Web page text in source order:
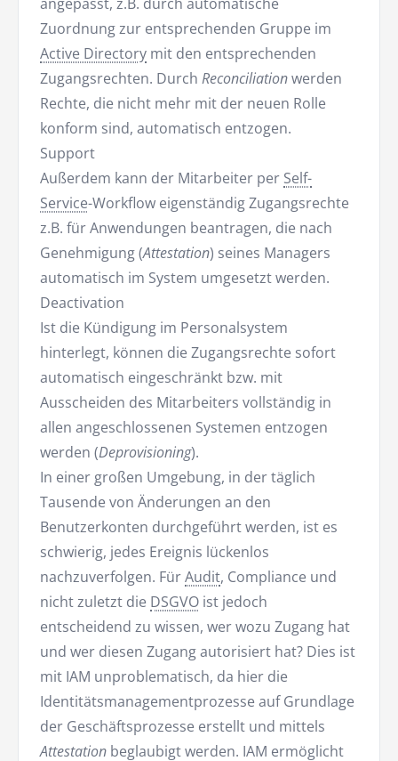
Zuordnung zur entsprechenden Gruppe im
Active Directory mit den entsprechenden
Zugangsrechten. Durch Reconciliationwerden
Rechte, die nicht mehr mit der neuen Rolle
konform sind, automatisch entzogen.
Support
Außerdem kann der Mitarbeiter per Self-
Service-Workflow eigenständig Zugangsrechte
z.B. für Anwendungen beantragen, die nach
Genehmigung (Attestation) seines Managers
automatisch im System umgesetzt werden.
Deactivation
Ist die Kündigung im Personalsystem
hinterlegt, können die Zugangsrechte sofort
automatisch eingeschränkt bzw. mit
Ausscheiden des Mitarbeiters vollständig in
allen angeschlossenen Systemen entzogen
werden (Deprovisioning).
In einer großen Umgebung, in der täglich
Tausende von Änderungen an den
Benutzerkonten durchgeführt werden, ist es
schwierig, jedes Ereignis lückenlos
nachzuverfolgen. FürAudit, Compliance und
nicht zuletzt die DSGVO ist jedoch
entscheidend zu wissen, wer wozu Zugang hat
und wer diesen Zugang autorisiert hat? Dies ist
mit IAM unproblematisch, da hier die
Identitätsmanagementprozesse auf Grundlage
der Geschäftsprozesse erstellt und mittels
Attestation beglaubigt werden. IAM ermöglicht